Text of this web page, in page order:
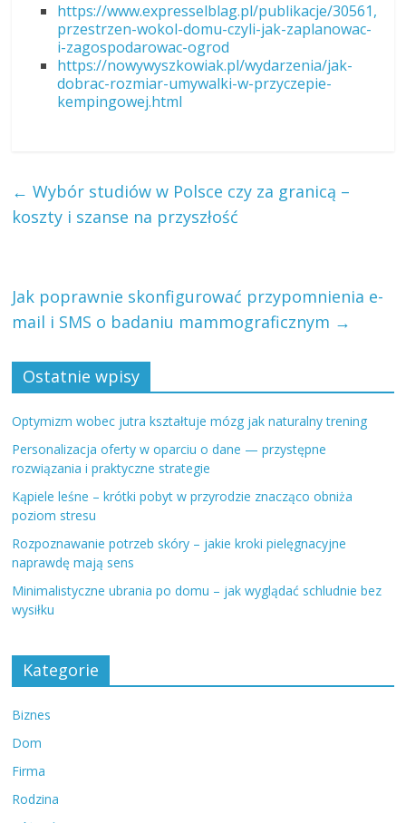
https://www.expresselblag.pl/publikacje/30561,
przestrzen-wokol-domu-czyli-jak-zaplanowac-
i-zagospodarowac-ogrod
https://nowywyszkowiak.pl/wydarzenia/jak-
dobrac-rozmiar-umywalki-w-przyczepie-
kempingowej.html
← Wybór studiów w Polsce czy za granicą –
koszty i szanse na przyszłość
Jak poprawnie skonfigurować przypomnienia e-
mail i SMS o badaniu mammograficznym →
Ostatnie wpisy
Optymizm wobec jutra kształtuje mózg jak naturalny trening
Personalizacja oferty w oparciu o dane — przystępne
rozwiązania i praktyczne strategie
Kąpiele leśne – krótki pobyt w przyrodzie znacząco obniża
poziom stresu
Rozpoznawanie potrzeb skóry – jakie kroki pielęgnacyjne
naprawdę mają sens
Minimalistyczne ubrania po domu – jak wyglądać schludnie bez
wysiłku
Kategorie
Biznes
Dom
Firma
Rodzina